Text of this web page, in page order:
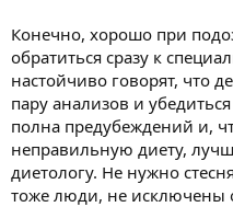
Конечно, хорошо при
обратиться сразу к
настойчиво говорят, что
пару анализов и
полна предубеждений и,
неправильную диету,
диетологу. Не нужно
тоже люди, не исключены